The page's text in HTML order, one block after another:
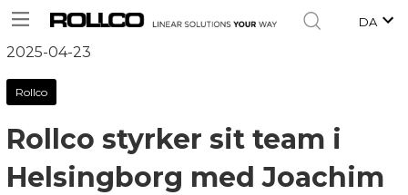
DA
2025-04-23
Rollco
Rollco styrker sit team i
Helsingborg med Joachim